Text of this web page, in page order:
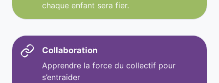
chaque enfant sera fier.
Collaboration
Apprendre la force du collectif pour
s’entraider